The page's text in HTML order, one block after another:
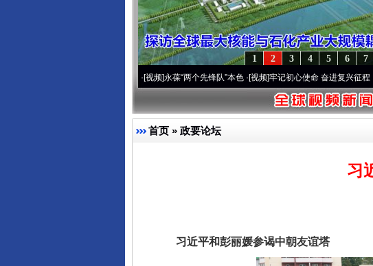
7
6
5
4
3
2
1
永葆“两个先锋队”本色·[视频]牢记初心使命 奋进复兴征程丨宝塔山下好
首页 » 政要论坛
习
习近平和彭丽媛参谒中朝友谊塔